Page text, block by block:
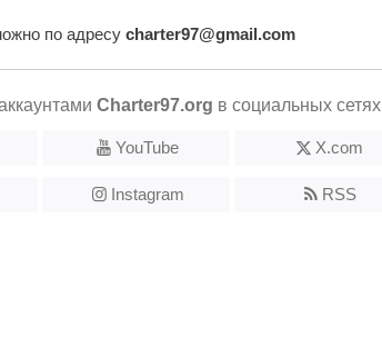
по адресу charter97@gmail.com
Charter97.org в социальных сетях
YouTube X.com
Instagram RSS